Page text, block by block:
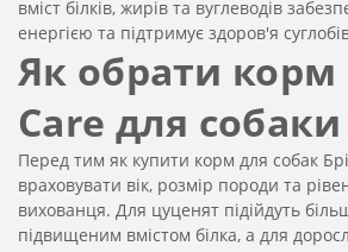
вміст білків, жирів та вуглеводів
енергією та підтримує здоров'я
Як обрати
Care для собаки
Перед тим як купити корм для собак
враховувати вік, розмір породи та
вихованця. Для цуценят підійдуть
підвищеним вмістом білка, а для